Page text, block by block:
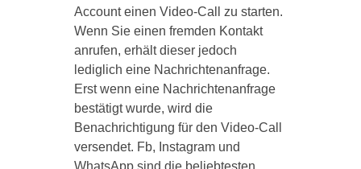
Account einen Video-Call zu starten.
Wenn Sie einen fremden Kontakt
anrufen, erhält dieser jedoch
lediglich eine Nachrichtenanfrage.
Erst wenn eine Nachrichtenanfrage
bestätigt wurde, wird die
Benachrichtigung für den Video-Call
versendet. Fb, Instagram und
WhatsApp sind die beliebtesten